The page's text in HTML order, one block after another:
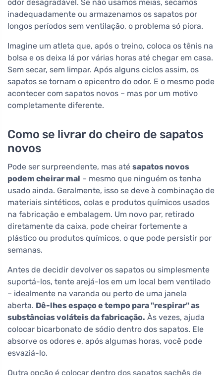
odor desagradável. Se não usamos meias, secamos
inadequadamente ou armazenamos os sapatos por
longos períodos sem ventilação, o problema só piora.
Imagine um atleta que, após o treino, coloca os tênis na
bolsa e os deixa lá por várias horas até chegar em casa.
Sem secar, sem limpar. Após alguns ciclos assim, os
sapatos se tornam o epicentro do odor. E o mesmo pode
acontecer com sapatos novos – mas por um motivo
completamente diferente.
Como se livrar do cheiro de sapatos
novos
Pode ser surpreendente, mas até sapatos novos
podem cheirar mal – mesmo que ninguém os tenha
usado ainda. Geralmente, isso se deve à combinação de
materiais sintéticos, colas e produtos químicos usados
na fabricação e embalagem. Um novo par, retirado
diretamente da caixa, pode cheirar fortemente a
plástico ou produtos químicos, o que pode persistir por
semanas.
Antes de decidir devolver os sapatos ou simplesmente
suportá-los, tente arejá-los em um local bem ventilado
– idealmente na varanda ou perto de uma janela
aberta. Dê-lhes espaço e tempo para "respirar" as
substâncias voláteis da fabricação. Às vezes, ajuda
colocar bicarbonato de sódio dentro dos sapatos. Ele
absorve os odores e, após algumas horas, você pode
esvaziá-lo.
Outra opção é colocar dentro dos sapatos sachês de